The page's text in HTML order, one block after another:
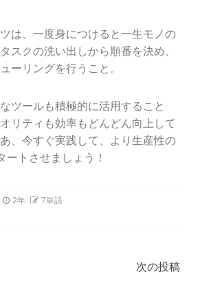
は、一度身につけると一生モノの
スクの洗い出しから順番を決め、
ーリングを行うこと。
ツールも積極的に活用すること
リティも効率もどんどん向上して
、今すぐ実践して、より生産性の
ートさせましょう！
2年 7単語
次の投稿